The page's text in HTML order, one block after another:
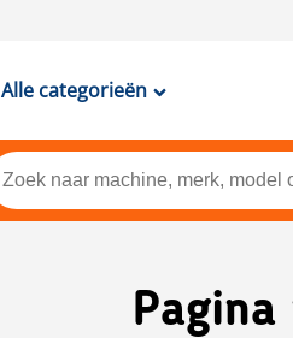
Alle categorieën
Pagina